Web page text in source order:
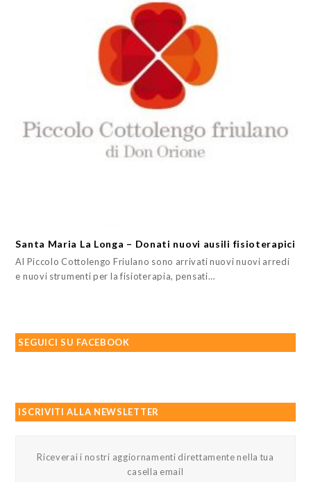
Santa Maria La Longa – Donati nuovi ausili fisioterapici
Al Piccolo Cottolengo Friulano sono arrivati nuovi nuovi arredi
e nuovi strumenti per la fisioterapia, pensati…
SEGUICI SU FACEBOOK
ISCRIVITI ALLA NEWSLETTER
Riceverai i nostri aggiornamenti direttamente nella tua
casella email